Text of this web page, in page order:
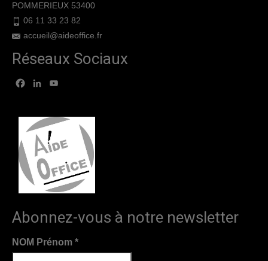
POMMERIEUX 53400
06 11 33 23 82
accueil@aideoffice.fr
Réseaux Sociaux
Facebook
LinkedIn
Abonnez-vous à notre newsletter
NOM Prénom *